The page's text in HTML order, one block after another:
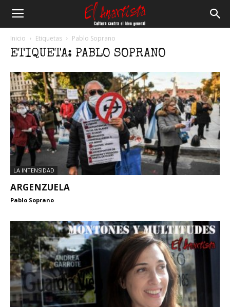
Inicio Etiquetas Pablo Soprano
ETIQUETA: PABLO SOPRANO
LA INTENSIDAD
ARGENZUELA
Pablo Soprano